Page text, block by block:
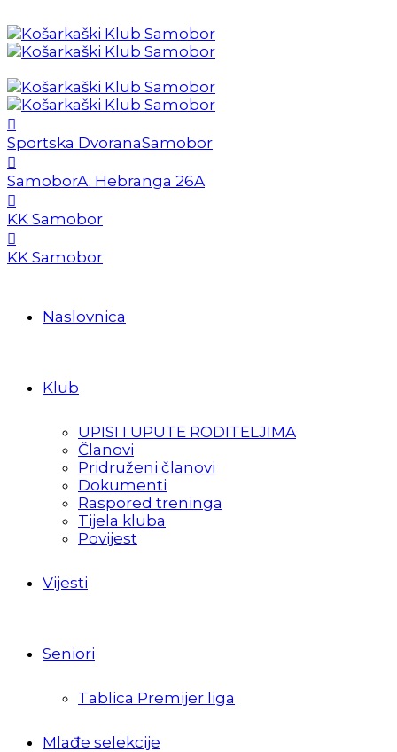
Sportska DvoranaSamobor
SamoborA. Hebranga 26A
KK Samobor
KK Samobor
Naslovnica
Klub
UPISI I UPUTE RODITELJIMA
Članovi
Pridruženi članovi
Dokumenti
Raspored treninga
Tijela kluba
Povijest
Vijesti
Seniori
Tablica Premijer liga
Mlađe selekcije